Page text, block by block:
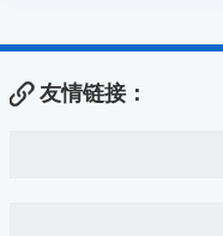
友情链接：